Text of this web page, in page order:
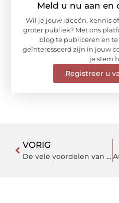
Meld u nu aan en
Wil je jouw ideeën, kennis
groter publiek? Met ons
blog te publiceren en
geïnteresseerd zijn in jouw
je stem
Registreer u
VORIG
De vele voordelen van Shiftbase op een rij